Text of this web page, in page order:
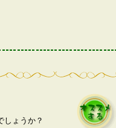
しょうか？